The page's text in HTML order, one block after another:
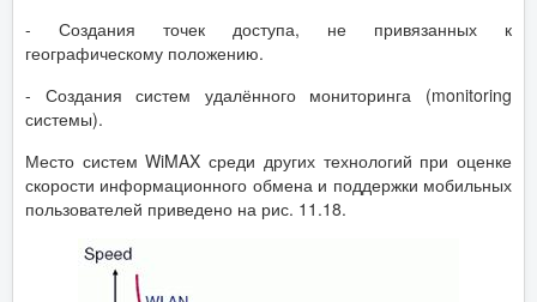
- Создания точек доступа, не привязанных к
географическому положению.
- Создания систем удалённого мониторинга (monitoring
системы).
Место систем WiMAX среди других технологий при оценке
скорости информационного обмена и поддержки мобильных
пользователей приведено на рис. 11.18.